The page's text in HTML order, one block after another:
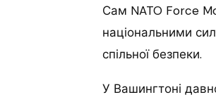
Сам NATO Force
національними
спільної безпеки.
У Вашингтоні